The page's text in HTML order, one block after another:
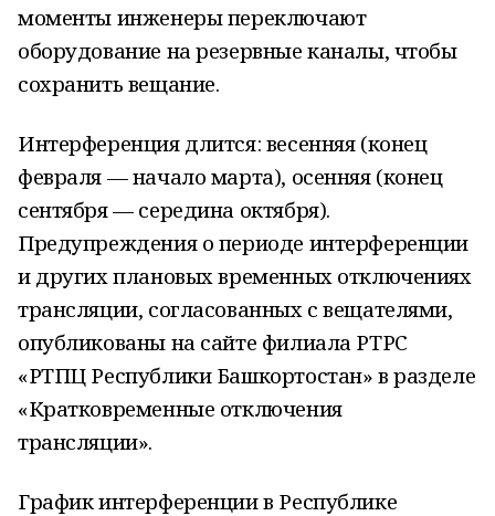
моменты инженеры переключают
оборудование на резервные каналы, чтобы
сохранить вещание.
Интерференция длится: весенняя (конец
февраля — начало марта), осенняя (конец
сентября — середина октября).
Предупреждения о периоде интерференции
и других плановых временных отключениях
трансляции, согласованных с вещателями,
опубликованы на сайте филиала РТРС
«РТПЦ Республики Башкортостан» в разделе
«Кратковременные отключения
трансляции».
График интерференции в Республике